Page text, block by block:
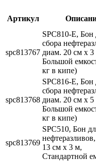
Артикул
spc813767
SPC810-E, Бон
сбора
диам. 20 см x 3
Большой
кг в кипе)
spc813768
SPC816-E, Бон
сбора
диам. 20 см x 5
Большой
кг в кипе)
spc813769
SPC510, Бон
13 см x 3 м,
Стандартной